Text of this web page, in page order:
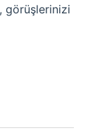
görüşlerinizi